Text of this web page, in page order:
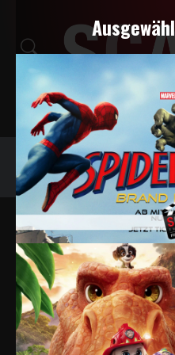
Programm Tickets
Filter deaktivieren
Alle Tage